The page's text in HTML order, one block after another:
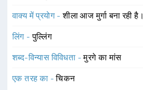
वाक्य में प्रयोग -शीला आज मुर्गा बना रही है।
लिंग -पुल्लिंग
शब्द-विन्यास विविधता -मुरगे का मांस
एक तरह का -चिकन